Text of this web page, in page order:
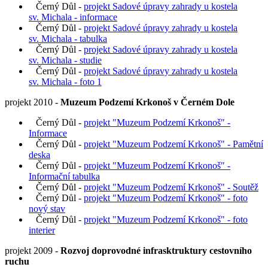
Černý Důl - projekt Sadové úpravy zahrady u kostela
sv. Michala - informace
Černý Důl - projekt Sadové úpravy zahrady u kostela
sv. Michala - tabulka
Černý Důl - projekt Sadové úpravy zahrady u kostela
sv. Michala - studie
Černý Důl - projekt Sadové úpravy zahrady u kostela
sv. Michala - foto 1
projekt 2010 - Muzeum Podzemí Krkonoš v Černém Dole
Černý Důl - projekt "Muzeum Podzemí Krkonoš" -
Informace
Černý Důl - projekt "Muzeum Podzemí Krkonoš" - Pamětní
deska
Černý Důl - projekt "Muzeum Podzemí Krkonoš" -
Informační tabulka
Černý Důl - projekt "Muzeum Podzemí Krkonoš" - Soutěž
Černý Důl - projekt "Muzeum Podzemí Krkonoš" - foto
nový stav
Černý Důl - projekt "Muzeum Podzemí Krkonoš" - foto
interier
projekt 2009 - Rozvoj doprovodné infrasktruktury cestovního
ruchu